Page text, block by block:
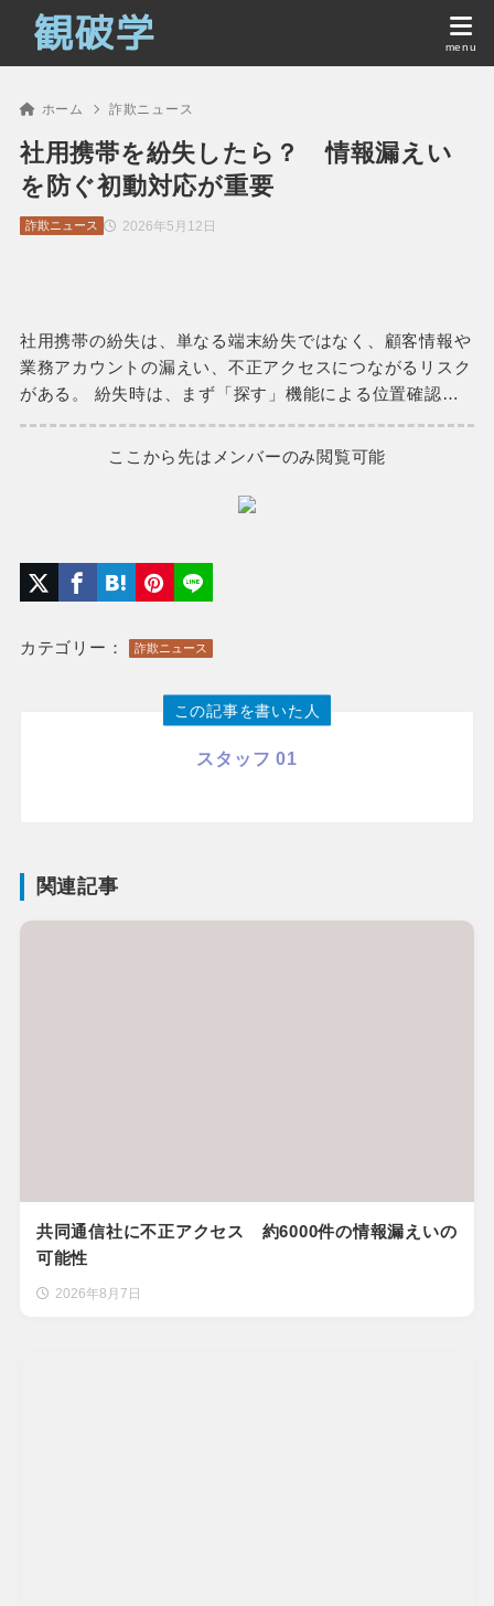
ホーム 詐欺ニュース
社用携帯を紛失したら？ 情報漏えい
を防ぐ初動対応が重要
2026年5月12日
詐欺ニュース
社用携帯の紛失は、単なる端末紛失ではなく、顧客情報や
業務アカウントの漏えい、不正アクセスにつながるリスク
がある。 紛失時は、まず「探す」機能による位置確認…
ここから先はメンバーのみ閲覧可能
カテゴリー： 詐欺ニュース
この記事を書いた人
スタッフ 01
関連記事
共同通信社に不正アクセス 約6000件の情報漏えいの
可能性
2026年8月7日